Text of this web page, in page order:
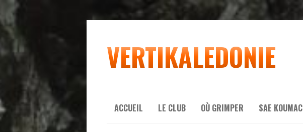
VERTIKALEDONIE
ACCUEIL LE CLUB OÙ GRIMPER SAE KOUMAC